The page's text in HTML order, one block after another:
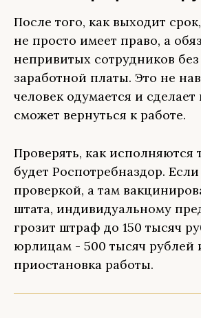
После того, как выходит
не просто имеет право, а
непривитых сотрудников
заработной платы. Это не
человек одумается и сделает
сможет вернуться к работе.
Проверять, как исполняются
будет Роспотребназдор.
проверкой, а там
штата, индивидуальному
грозит штраф до 150 тысяч
юрлицам - 500 тысяч рублей
приостановка работы.